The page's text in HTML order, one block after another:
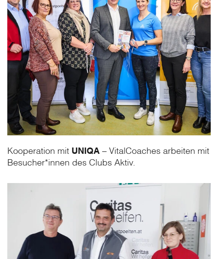
Kooperation mit UNIQA – VitalCoaches arbeiten mit
Besucher*innen des Clubs Aktiv.